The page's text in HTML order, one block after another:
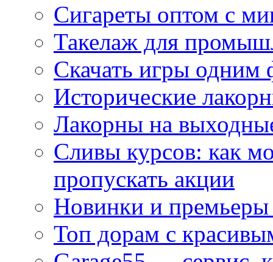
Сигареты оптом с
Такелаж для
Скачать игры одним
Исторические
Лакорны на
Сливы курсов: как
пропускать акции
Новинки и
Топ дорам с